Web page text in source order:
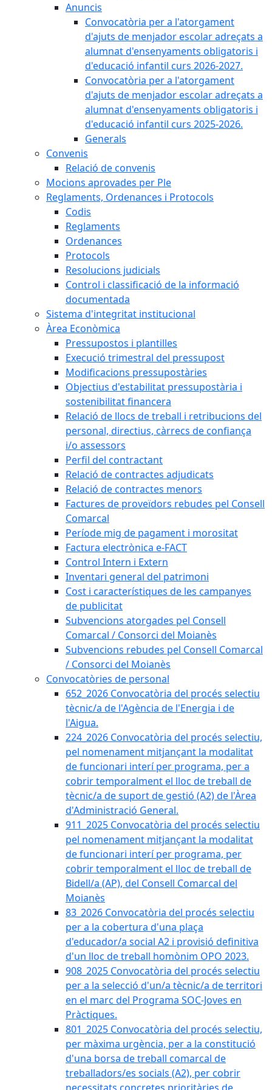
Anuncis
Convocatòria per a l'atorgament
d'ajuts de menjador escolar adreçats a
alumnat d'ensenyaments obligatoris i
d'educació infantil curs 2026-2027.
Convocatòria per a l'atorgament
d'ajuts de menjador escolar adreçats a
alumnat d'ensenyaments obligatoris i
d'educació infantil curs 2025-2026.
Generals
Convenis
Relació de convenis
Mocions aprovades per Ple
Reglaments, Ordenances i Protocols
Codis
Reglaments
Ordenances
Protocols
Resolucions judicials
Control i classificació de la informació
documentada
Sistema d'integritat institucional
Àrea Econòmica
Pressupostos i plantilles
Execució trimestral del pressupost
Modificacions pressupostàries
Objectius d'estabilitat pressupostària i
sostenibilitat financera
Relació de llocs de treball i retribucions del
personal, directius, càrrecs de confiança
i/o assessors
Perfil del contractant
Relació de contractes adjudicats
Relació de contractes menors
Factures de proveïdors rebudes pel Consell
Comarcal
Període mig de pagament i morositat
Factura electrònica e-FACT
Control Intern i Extern
Inventari general del patrimoni
Cost i característiques de les campanyes
de publicitat
Subvencions atorgades pel Consell
Comarcal / Consorci del Moianès
Subvencions rebudes pel Consell Comarcal
/ Consorci del Moianès
Convocatòries de personal
652_2026 Convocatòria del procés selectiu
tècnic/a de l'Agència de l'Energia i de
l'Aigua.
224_2026 Convocatòria del procés selectiu,
pel nomenament mitjançant la modalitat
de funcionari interí per programa, per a
cobrir temporalment el lloc de treball de
tècnic/a de suport de gestió (A2) de l'Àrea
d'Administració General.
911_2025 Convocatòria del procés selectiu
pel nomenament mitjançant la modalitat
de funcionari interí per programa, per
cobrir temporalment el lloc de treball de
Bidell/a (AP), del Consell Comarcal del
Moianès
83_2026 Convocatòria del procés selectiu
per a la cobertura d'una plaça
d'educador/a social A2 i provisió definitiva
d'un lloc de treball homònim OPO 2023.
908_2025 Convocatòria del procés selectiu
per a la selecció d'un/a tècnic/a de territori
en el marc del Programa SOC-Joves en
Pràctiques.
801_2025 Convocatòria del procés selectiu,
per màxima urgència, per a la constitució
d'una borsa de treball comarcal de
treballadors/es socials (A2), per cobrir